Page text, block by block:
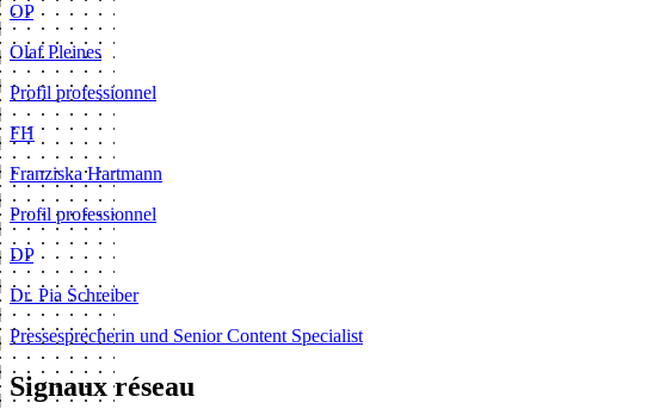
OP
Olaf Pleines
Profil professionnel
FH
Franziska Hartmann
Profil professionnel
DP
Dr. Pia Schreiber
Pressesprecherin und Senior Content Specialist
Signaux réseau